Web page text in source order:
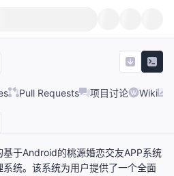
Pull Requests 项目讨论 Wiki
于Android的桃源婚恋交友APP系统
统。该系统为用户提供了一个全面